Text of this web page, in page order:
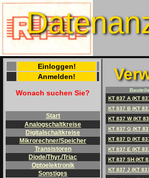
Einloggen!
Anmelden!
Wonach suchen Sie?
Start
Analogschaltkreise
Digitalschaltkreise
Mikrorechner/Speicher
Transistoren
Diode/Thyr./Triac
Optoelektronik
Sonstiges
Bauteile
KT 837 A (KT
KT 837 B (KT
KT 837 W (KT
KT 837 G (KT
KT 837 D (KT
KT 837 E (KT
KT 837 SH (KT
KT 837 J (KT